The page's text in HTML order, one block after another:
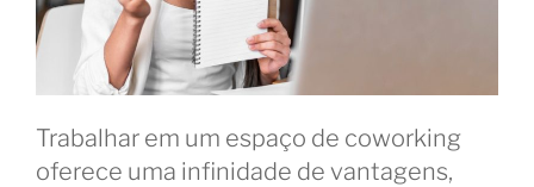
Trabalhar em um espaço de coworking
oferece uma infinidade de vantagens,